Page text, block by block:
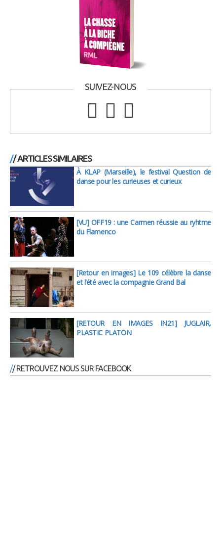
SUIVEZ-NOUS
/ ARTICLES SIMILAIRES
À KLAP (Marseille), le festival Question de
danse pour les curieuses et curieux
[VU] OFF19 : une Carmen réussie au ryhtme
du Flamenco
[Retour en images] Le 109 célèbre la danse
et l’été avec la compagnie Grand Bal
[RETOUR EN IMAGES IN21] JUGLAIR,
PLASTIC PLATON
/ RETROUVEZ NOUS SUR FACEBOOK